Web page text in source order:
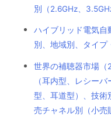
別（2.6GHz、
ハイブリッド電気自
別、地域別、タイプ
世界の補聴器市場（
（耳内型、レシー
型、耳道型）、技術
売チャネル別（小売